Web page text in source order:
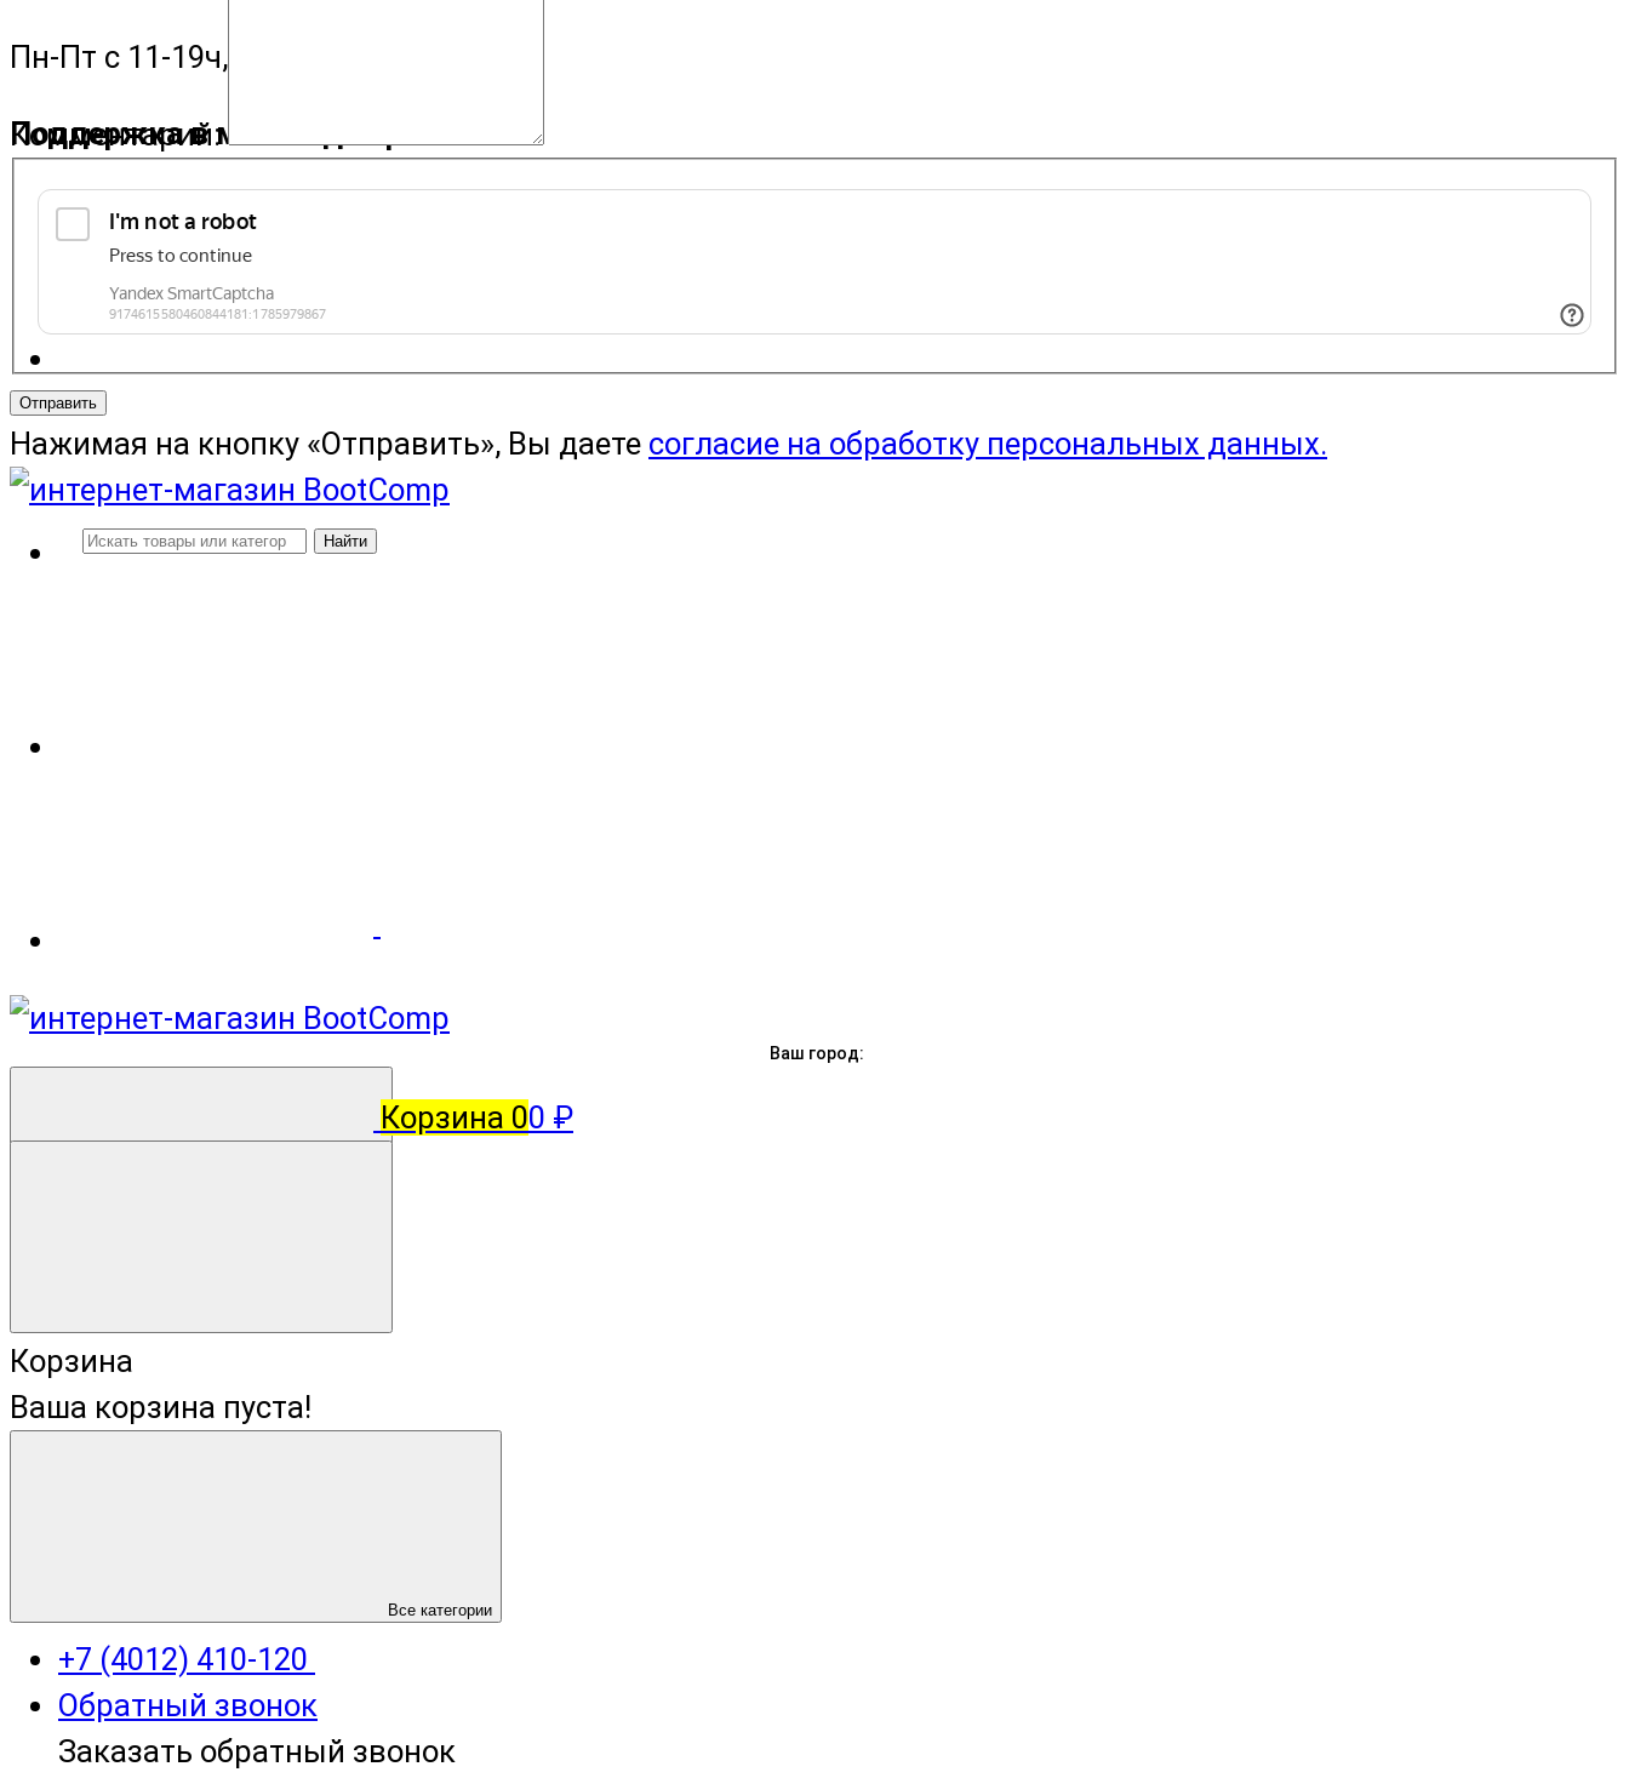
Пн-Пт с 11-19ч, Сб с 11-15ч
Поддержка в мессенджере
Ваш город:
+7 (4012) 410-120
Обратный звонок
Заказать обратный звонок
Комментарий:
Отправить
Нажимая на кнопку «Отправить», Вы даете согласие на обработку персональных данных.
Найти
Корзина 00 ₽
Корзина
Ваша корзина пуста!
Все категории